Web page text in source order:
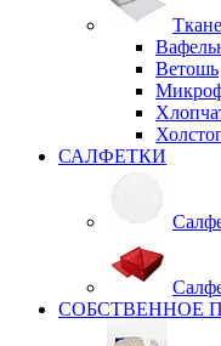
Ветошь
САЛФЕТКИ
СОБСТВЕННОЕ